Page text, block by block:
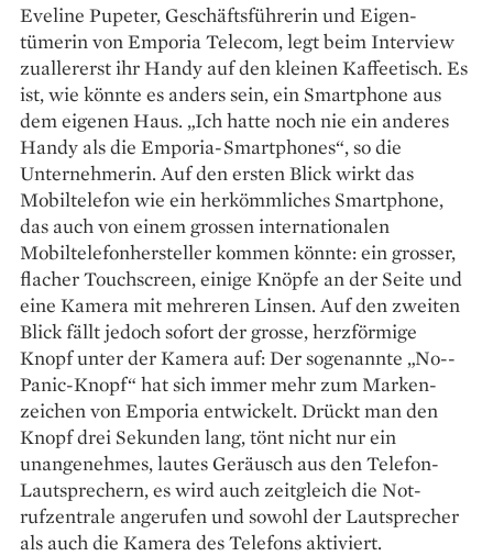
Eveline Pupeter, Geschäftsführerin und Eigen­
tümerin von Emporia Telecom, legt beim Interview
zuallererst ihr Handy auf den kleinen Kaffeetisch. Es
ist, wie könnte es anders sein, ein Smartphone aus
dem eigenen Haus. „Ich hatte noch nie ein anderes
Handy als die Emporia-Smartphones“, so die
Unternehmerin. Auf den ersten Blick wirkt das
Mobiltelefon wie ein herkömmliches Smartphone,
das auch von einem grossen internationalen
Mobiltelefonhersteller kommen könnte: ein grosser,
flacher Touchscreen, einige Knöpfe an der Seite und
eine Kamera mit mehreren Linsen. Auf den zweiten
Blick fällt jedoch sofort der grosse, herzförmige
Knopf ­unter der Kamera auf: Der sogenannte „No-­
Panic-Knopf“ hat sich immer mehr zum Marken­
zeichen von Emporia entwickelt. Drückt man den
Knopf drei Sekunden lang, tönt nicht nur ein
unangenehmes, lautes Geräusch aus den Telefon-
Lautsprechern, es wird auch zeitgleich die Not­
rufzentrale angerufen und sowohl der Laut­sprecher
als auch die Kamera des Telefons aktiviert.